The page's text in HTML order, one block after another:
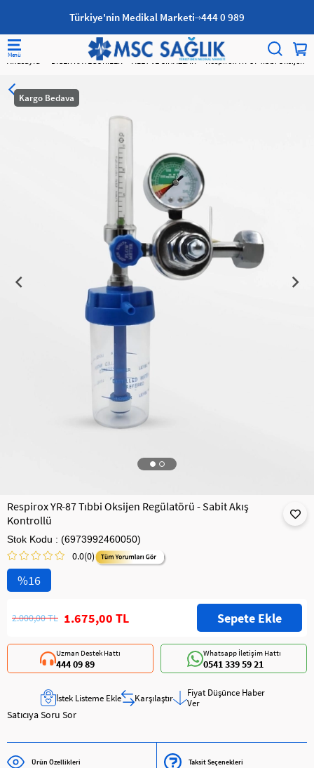
Türkiye'nin Medikal Marketi 444 0 989
Anasayfa DİĞER KATEGORİLER ALET VE CİHAZLAR Respirox YR-87 Tıbbi Oksijen
Kargo Bedava
Respirox YR-87 Tıbbi Oksijen Regülatörü - Sabit Akış
Kontrollü
Stok Kodu (6973992460050)
0.0(0)
16
2.000,00 TL 1.675,00 TL
Whatsapp İletişim Hattı
0541 339 59 21
Uzman Destek Hattı
444 09 89
İstek Listeme Ekle Karşılaştır
Fiyat Düşünce Haber
Ver
Satıcıya Soru Sor
Ürün Özellikleri Taksit Seçenekleri